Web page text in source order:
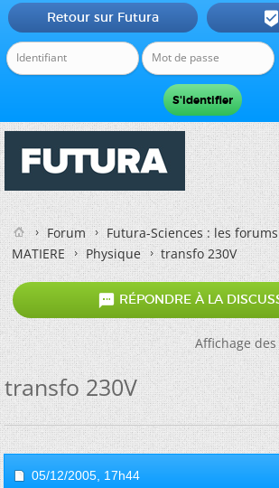
Retour sur Futura 
Forum
Futura-Sciences : les
MATIERE
Physique transfo 230V
 RÉPONDRE À LA
Affichage
transfo 230V
05/12/2005, 17h44